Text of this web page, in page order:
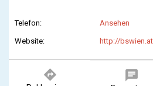
Telefon: Ansehen
Website: http://bswien.at
directions chat